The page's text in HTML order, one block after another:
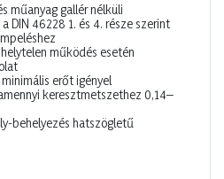
műanyag gallér nélküli
DIN 46228 1. és 4. része szerint
működés esetén
erőt igényel
keresztmetszethez 0,14–
behelyezés hatszögletű